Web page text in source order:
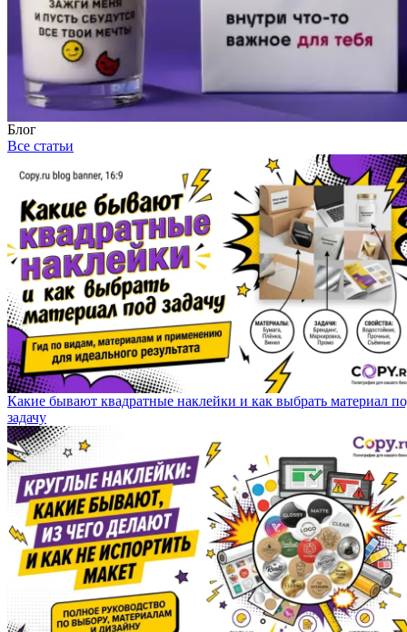
Блог
Все статьи
Какие бывают квадратные наклейки и как выбрать материал
задачу